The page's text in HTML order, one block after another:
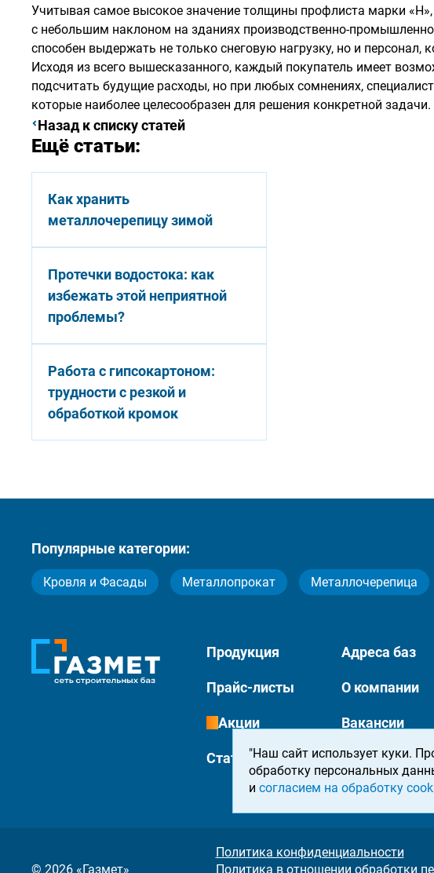
Учитывая самое высокое значение толщины профлиста марки
с небольшим наклоном на зданиях производственно-
способен выдержать не только снеговую нагрузку, но и
Исходя из всего вышесказанного, каждый покупатель имеет
подсчитать будущие расходы, но при любых сомнениях,
которые наиболее целесообразен для решения конкретной задачи.
Назад к списку статей
Ещё статьи:
Как хранить
металлочерепицу зимой
Протечки водостока: как
избежать этой неприятной
проблемы?
Работа с гипсокартоном:
трудности с резкой и
обработкой кромок
Популярные категории:
Кровля и Фасады Металлопрокат Металлочерепица
Продукция Адреса баз
Прайс-листы О компании
Акции Вакансии
Статьи Контакты
© 2026 «Газмет»
Политика конфиденциальности
Политика в отношении обработки
"Наш сайт использует куки.
обработку персональных
и согласием на обработку